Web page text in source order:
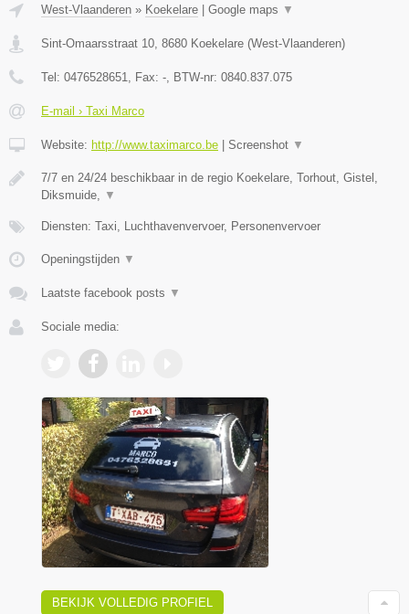
West-Vlaanderen » Koekelare Google maps ▼
Sint-Omaarsstraat 10, 8680 Koekelare (West-Vlaanderen)
Tel: 0476528651, Fax: -, BTW-nr: 0840.837.075
E-mail › Taxi Marco
Website: http://www.taximarco.be Screenshot ▼
7/7 en 24/24 beschikbaar in de regio Koekelare, Torhout, Gistel,
Diksmuide, ▼
Diensten: Taxi, Luchthavenvervoer, Personenvervoer
Openingstijden ▼
Laatste facebook posts ▼
Sociale media:
BEKIJK VOLLEDIG PROFIEL